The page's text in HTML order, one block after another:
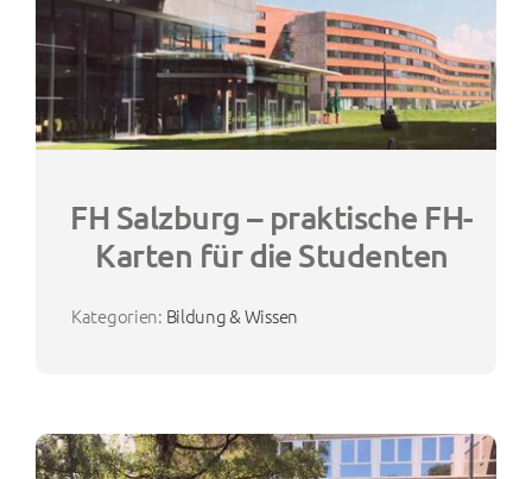
FH Salzburg – praktische FH-
Karten für die Studenten
Kategorien: Bildung & Wissen